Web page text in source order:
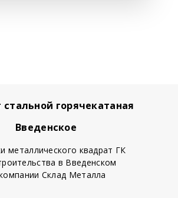
стальной горячекатаная
Введенское
металлического квадрат ГК
в Введенском
Склад Металла